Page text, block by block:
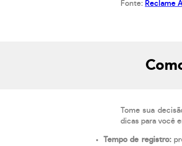
Fonte: Reclame
Tome sua
dicas para você
Tempo de registro: